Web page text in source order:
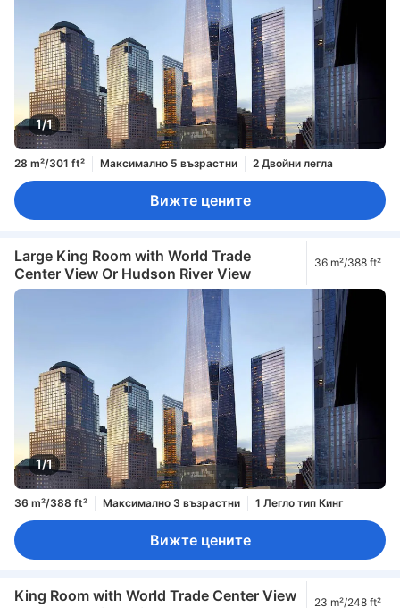
1/1
28 m²/301 ft² Максимално 5 възрастни 2 Двойни легла
Вижте цените
Large King Room with World Trade
Center View Or Hudson River View
36 m²/388 ft²
1/1
36 m²/388 ft² Максимално 3 възрастни 1 Легло тип Кинг
Вижте цените
King Room with World Trade Center View
23 m²/248 ft²